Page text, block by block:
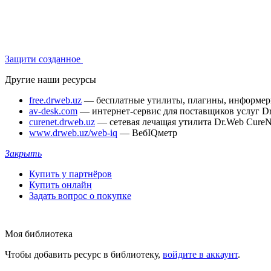
Защити созданное
Другие наши ресурсы
free.drweb.uz — бесплатные утилиты, плагины,
av-desk.com — интернет-сервис для поставщиков услуг
curenet.drweb.uz — сетевая лечащая утилита Dr.Web
www.drweb.uz/web-iq — ВебIQметр
Закрыть
Купить у партнёров
Купить онлайн
Задать вопрос о покупке
Моя библиотека
Чтобы добавить ресурс в библиотеку, войдите в аккаунт.